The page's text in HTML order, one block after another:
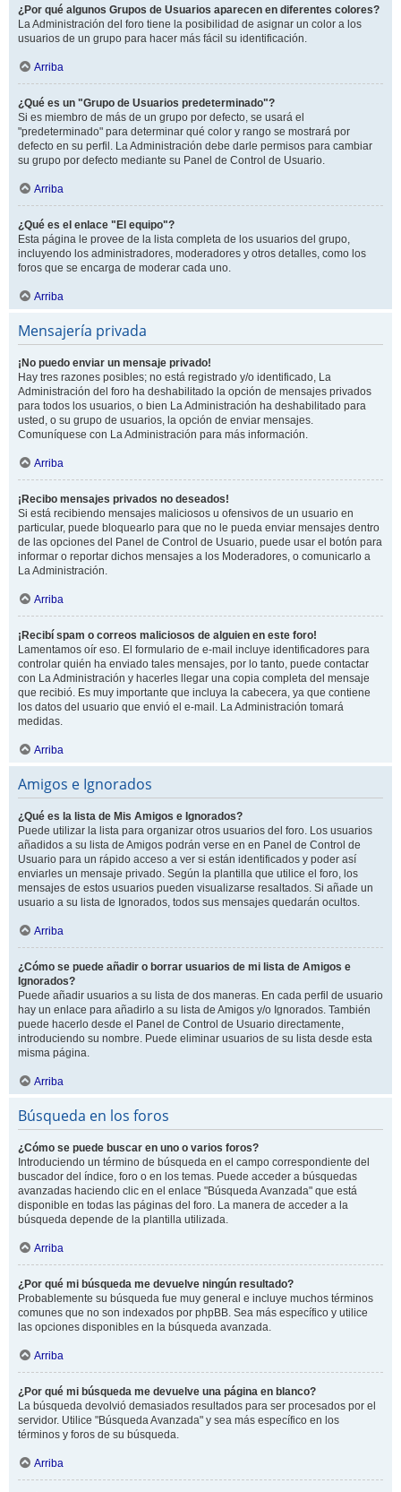
¿Por qué algunos Grupos de Usuarios aparecen en diferentes colores?
La Administración del foro tiene la posibilidad de asignar un color a los
usuarios de un grupo para hacer más fácil su identificación.
Arriba
¿Qué es un "Grupo de Usuarios predeterminado"?
Si es miembro de más de un grupo por defecto, se usará el
"predeterminado" para determinar qué color y rango se mostrará por
defecto en su perfil. La Administración debe darle permisos para cambiar
su grupo por defecto mediante su Panel de Control de Usuario.
Arriba
¿Qué es el enlace "El equipo"?
Esta página le provee de la lista completa de los usuarios del grupo,
incluyendo los administradores, moderadores y otros detalles, como los
foros que se encarga de moderar cada uno.
Arriba
Mensajería privada
¡No puedo enviar un mensaje privado!
Hay tres razones posibles; no está registrado y/o identificado, La
Administración del foro ha deshabilitado la opción de mensajes privados
para todos los usuarios, o bien La Administración ha deshabilitado para
usted, o su grupo de usuarios, la opción de enviar mensajes.
Comuníquese con La Administración para más información.
Arriba
¡Recibo mensajes privados no deseados!
Si está recibiendo mensajes maliciosos u ofensivos de un usuario en
particular, puede bloquearlo para que no le pueda enviar mensajes dentro
de las opciones del Panel de Control de Usuario, puede usar el botón para
informar o reportar dichos mensajes a los Moderadores, o comunicarlo a
La Administración.
Arriba
¡Recibí spam o correos maliciosos de alguien en este foro!
Lamentamos oír eso. El formulario de e-mail incluye identificadores para
controlar quién ha enviado tales mensajes, por lo tanto, puede contactar
con La Administración y hacerles llegar una copia completa del mensaje
que recibió. Es muy importante que incluya la cabecera, ya que contiene
los datos del usuario que envió el e-mail. La Administración tomará
medidas.
Arriba
Amigos e Ignorados
¿Qué es la lista de Mis Amigos e Ignorados?
Puede utilizar la lista para organizar otros usuarios del foro. Los usuarios
añadidos a su lista de Amigos podrán verse en en Panel de Control de
Usuario para un rápido acceso a ver si están identificados y poder así
enviarles un mensaje privado. Según la plantilla que utilice el foro, los
mensajes de estos usuarios pueden visualizarse resaltados. Si añade un
usuario a su lista de Ignorados, todos sus mensajes quedarán ocultos.
Arriba
¿Cómo se puede añadir o borrar usuarios de mi lista de Amigos e
Ignorados?
Puede añadir usuarios a su lista de dos maneras. En cada perfil de usuario
hay un enlace para añadirlo a su lista de Amigos y/o Ignorados. También
puede hacerlo desde el Panel de Control de Usuario directamente,
introduciendo su nombre. Puede eliminar usuarios de su lista desde esta
misma página.
Arriba
Búsqueda en los foros
¿Cómo se puede buscar en uno o varios foros?
Introduciendo un término de búsqueda en el campo correspondiente del
buscador del índice, foro o en los temas. Puede acceder a búsquedas
avanzadas haciendo clic en el enlace "Búsqueda Avanzada" que está
disponible en todas las páginas del foro. La manera de acceder a la
búsqueda depende de la plantilla utilizada.
Arriba
¿Por qué mi búsqueda me devuelve ningún resultado?
Probablemente su búsqueda fue muy general e incluye muchos términos
comunes que no son indexados por phpBB. Sea más específico y utilice
las opciones disponibles en la búsqueda avanzada.
Arriba
¿Por qué mi búsqueda me devuelve una página en blanco?
La búsqueda devolvió demasiados resultados para ser procesados por el
servidor. Utilice "Búsqueda Avanzada" y sea más específico en los
términos y foros de su búsqueda.
Arriba